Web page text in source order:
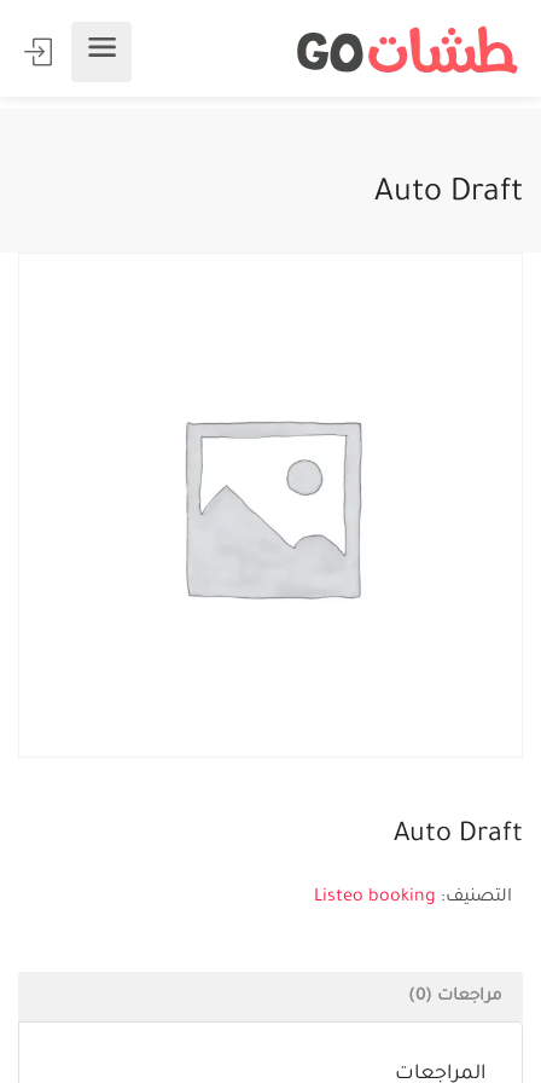
Auto Draft
Auto Draft
التصنيف: Listeo booking
مراجعات (0)
المراجعات